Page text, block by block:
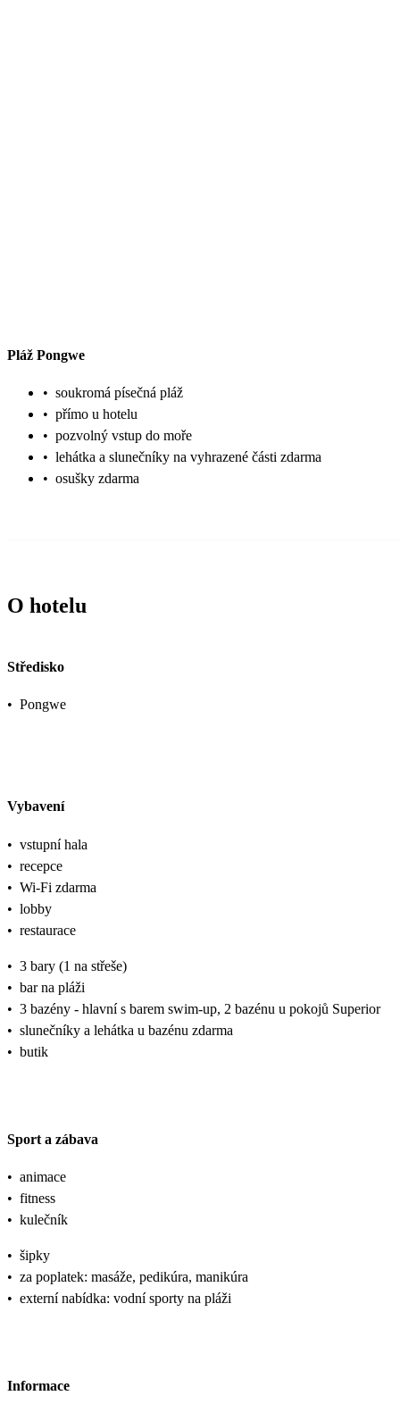
Pláž Pongwe
• soukromá písečná pláž
• přímo u hotelu
• pozvolný vstup do moře
• lehátka a slunečníky na vyhrazené části zdarma
• osušky zdarma
O hotelu
Středisko
• Pongwe
Vybavení
• vstupní hala
• recepce
• Wi-Fi zdarma
• lobby
• restaurace
• 3 bary (1 na střeše)
• bar na pláži
• 3 bazény - hlavní s barem swim-up, 2 bazénu u pokojů Superior
• slunečníky a lehátka u bazénu zdarma
• butik
Sport a zábava
• animace
• fitness
• kulečník
• šipky
• za poplatek: masáže, pedikúra, manikúra
• externí nabídka: vodní sporty na pláži
Informace